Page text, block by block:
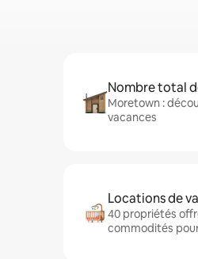
Nombre total
Moretown :
vacances
Locations de
40 propriétés
commodités